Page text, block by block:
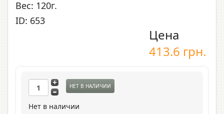
Вес: 120г.
ID: 653
Цена
413.6 грн.
НЕТ В НАЛИЧИИ
Нет в наличии